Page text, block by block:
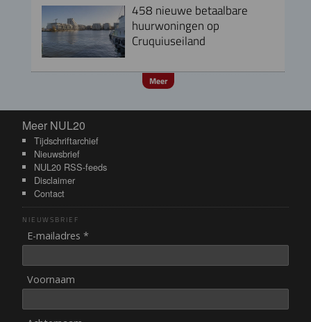
458 nieuwe betaalbare
huurwoningen op
Cruquiuseiland
Meer
Meer NUL20
Meer NUL20
Tijdschriftarchief
Nieuwsbrief
NUL20 RSS-feeds
Disclaimer
Contact
NIEUWSBRIEF
E-mailadres *
Voornaam